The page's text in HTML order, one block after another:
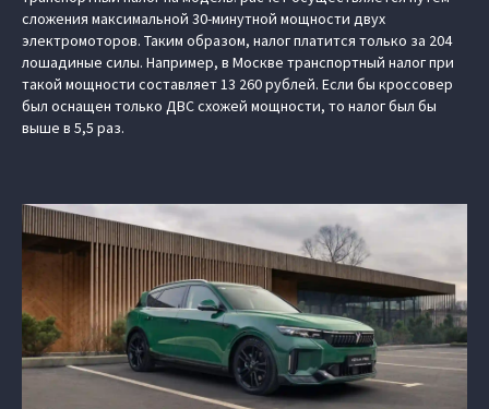
сложения максимальной 30-минутной мощности двух
электромоторов. Таким образом, налог платится только за 204
лошадиные силы. Например, в Москве транспортный налог при
такой мощности составляет 13 260 рублей. Если бы кроссовер
был оснащен только ДВС схожей мощности, то налог был бы
выше в 5,5 раз.